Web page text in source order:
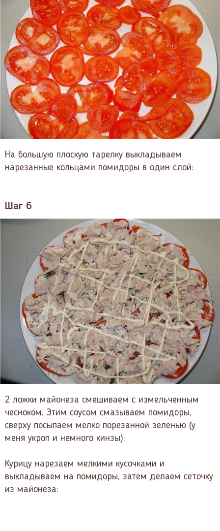
На большую плоскую тарелку выкладываем
нарезанные кольцами помидоры в один слой:
Шаг 6
2 ложки майонеза смешиваем с измельченным
чесноком. Этим соусом смазываем помидоры,
сверху посыпаем мелко порезанной зеленью (у
меня укроп и немного кинзы):
Курицу нарезаем мелкими кусочками и
выкладываем на помидоры, затем делаем сеточку
из майонеза: